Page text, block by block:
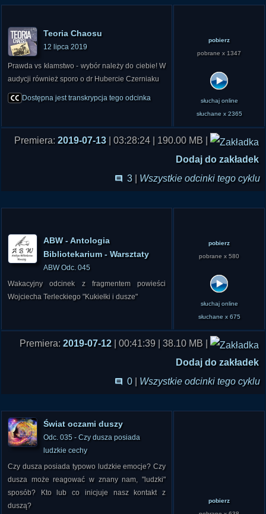
Teoria Chaosu
12 lipca 2019
Prawda vs kłamstwo - wybór należy do ciebie! W
audycji również sporo o dr Hubercie Czerniaku
Dostępna jest transkrypcja tego odcinka
pobierz
pobrane x 1347
słuchaj online
słuchane x 2365
Premiera: 2019-07-13 | 03:28:24 | 190.00 MB |
Dodaj do zakładek
3
Wszystkie odcinki tego cyklu
ABW - Antologia
Bibliotekarium - Warsztaty
ABW Odc. 045
Wakacyjny odcinek z fragmentem powieści
Wojciecha Terleckiego "Kukiełki i dusze"
pobierz
pobrane x 580
słuchaj online
słuchane x 675
Premiera: 2019-07-12 | 00:41:39 | 38.10 MB |
Dodaj do zakładek
0
Wszystkie odcinki tego cyklu
Świat oczami duszy
Odc. 035 - Czy dusza posiada
ludzkie cechy
Czy dusza posiada typowo ludzkie emocje? Czy
dusza może reagować w znany nam, "ludzki"
sposób? Kto lub co inicjuje nasz kontakt z
duszą?
pobierz